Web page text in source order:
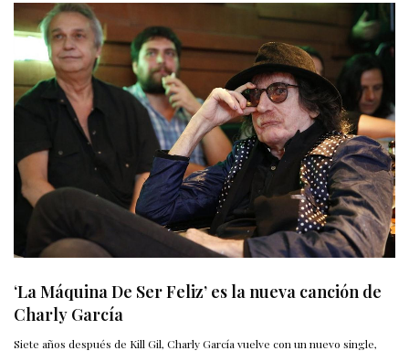
‘La Máquina De Ser Feliz’ es la nueva canción de
Charly García
Siete años después de Kill Gil, Charly García vuelve con un nuevo single,